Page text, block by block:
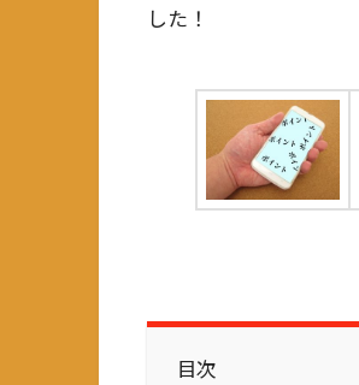
した！
目次